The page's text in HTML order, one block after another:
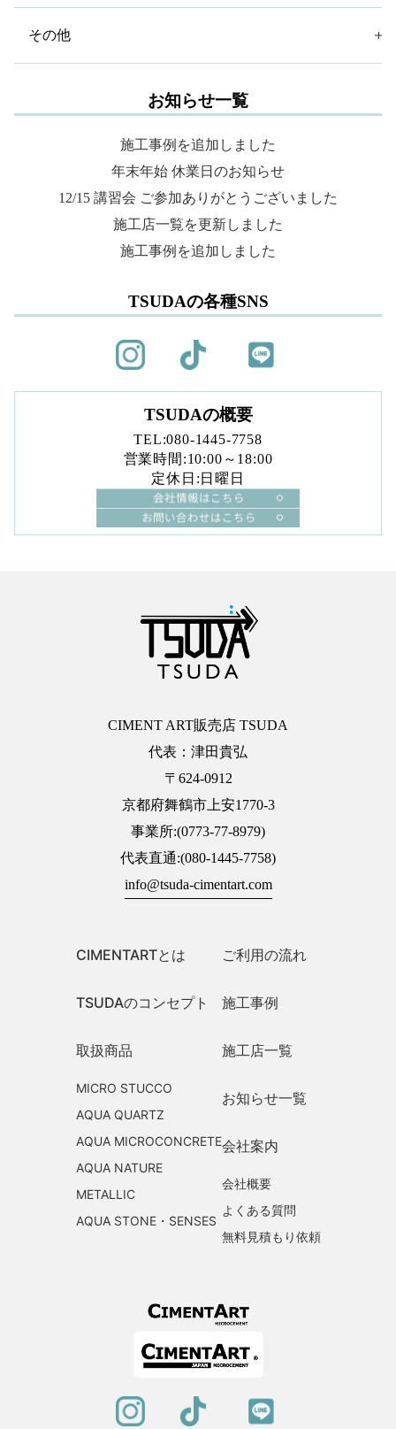
その他
お知らせ一覧
施工事例を追加しました
年末年始 休業日のお知らせ
12/15 講習会 ご参加ありがとうございました
施工店一覧を更新しました
施工事例を追加しました
TSUDAの各種SNS
TSUDAの概要
TEL:080-1445-7758
営業時間:10:00～18:00
定休日:日曜日
CIMENT ART販売店 TSUDA
代表：津田貴弘
〒624-0912
京都府舞鶴市上安1770-3
事業所:(0773-77-8979)
代表直通:(080-1445-7758)
info@tsuda-cimentart.com
CIMENTARTとは
TSUDAのコンセプト
取扱商品
MICRO STUCCO
AQUA QUARTZ
AQUA MICROCONCRETE
AQUA NATURE
METALLIC
AQUA STONE・SENSES
ご利用の流れ
施工事例
施工店一覧
お知らせ一覧
会社案内
会社概要
よくある質問
無料見積もり依頼